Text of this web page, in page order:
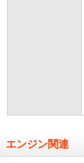
エンジン関連